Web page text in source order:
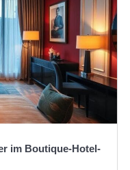
im Boutique-Hotel-